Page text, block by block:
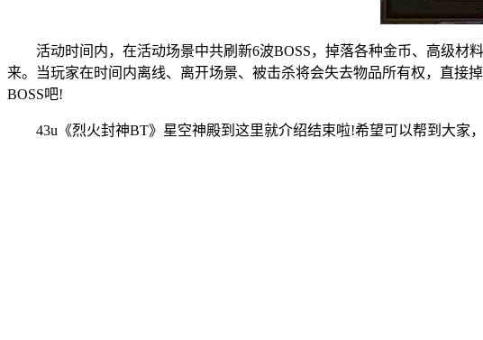
活动时间内，在活动场景中共刷新6波BOSS，掉落各种金币、高级材
来。当玩家在时间内离线、离开场景、被击杀将会失去物品所有权，直接
BOSS吧!
43u《烈火封神BT》星空神殿到这里就介绍结束啦!希望可以帮到大家，